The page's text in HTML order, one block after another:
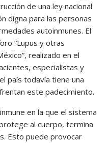
de una ley nacional
digna para las personas
autoinmunes. El
“Lupus y otras
realizado en el
especialistas y
país todavía tiene una
este padecimiento.
en la que el sistema
al cuerpo, termina
Esto puede provocar